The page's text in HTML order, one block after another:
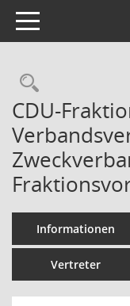
Toggle navigation
CDU-
Informationen
Vertreter